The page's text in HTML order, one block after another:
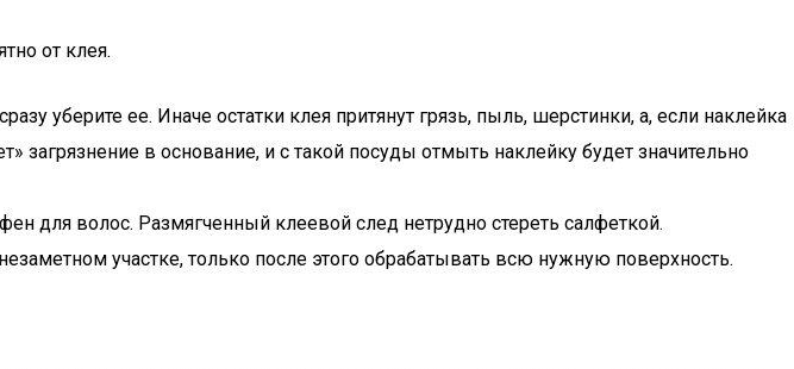
от клея.
уберите ее. Иначе остатки клея притянут грязь, пыль, шерстинки, а, если наклейка
загрязнение в основание, и с такой посуды отмыть наклейку будет значительно
для волос. Размягченный клеевой след нетрудно стереть салфеткой.
участке, только после этого обрабатывать всю нужную поверхность.